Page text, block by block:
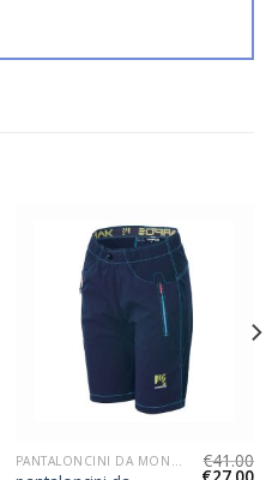
PANTALONCINI DA MONTAGNA DONNA €41.00